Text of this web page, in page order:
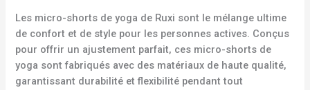
Les micro-shorts de yoga de Ruxi sont le mélange ultime
de confort et de style pour les personnes actives. Conçus
pour offrir un ajustement parfait, ces micro-shorts de
yoga sont fabriqués avec des matériaux de haute qualité,
garantissant durabilité et flexibilité pendant tout